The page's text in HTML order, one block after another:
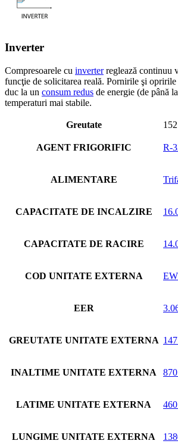
Inverter
Compresoarele cu inverterreglează continuu
funcţie de solicitarea reală. Pornirile şi
duc la un consum redus de energie (de până
temperaturi mai stabile.
Greutate
AGENT FRIGORIFIC R-
ALIMENTARE
CAPACITATE DE INCALZIRE
CAPACITATE DE RACIRE
COD UNITATE EXTERNA
EER
GREUTATE UNITATE EXTERNA
INALTIME UNITATE EXTERNA
LATIME UNITATE EXTERNA
LUNGIME UNITATE EXTERNA